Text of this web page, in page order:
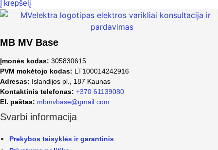
Į krepšelį
MB MV Base
Įmonės kodas: 305830615
PVM mokėtojo kodas: LT100014242916
Adresas: Islandijos pl., 187 Kaunas
Kontaktinis telefonas: +370 61139080
El. paštas: mbmvbase@gmail.com
Svarbi informacija
Prekybos taisyklės ir garantinis